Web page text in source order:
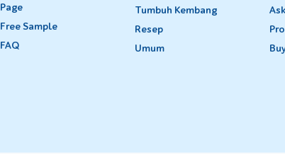
Page
Free Sample
FAQ
Tumbuh Kembang
Resep
Umum